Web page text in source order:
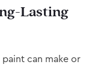
Lasting
can make or